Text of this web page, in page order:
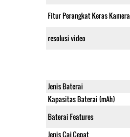
Fitur Perangkat Keras Kamera
resolusi video
Jenis Baterai
Kapasitas Baterai (mAh)
Baterai Features
Jenis Caj Cepat